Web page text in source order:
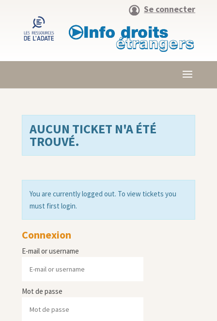
Se connecter
AUCUN TICKET N'A ÉTÉ
TROUVÉ.
You are currently logged out. To view tickets you
must first login.
Connexion
E-mail or username
Mot de passe